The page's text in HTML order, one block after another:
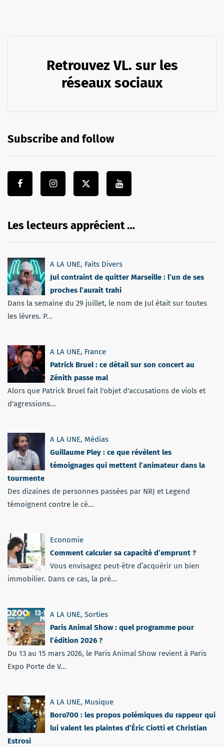
Retrouvez VL. sur les
réseaux sociaux
Subscribe and follow
Les lecteurs apprécient …
A LA UNE, Faits Divers
Jul contraint de quitter Marseille : l’un de ses
proches l’aurait trahi
Dans la semaine du 29 juillet, le nom de Jul était sur toutes
les lèvres. P...
A LA UNE, France
Patrick Bruel : ce détail sur son concert au
Zénith passe mal
Alors que Patrick Bruel fait l'objet d'accusations de viols et
d'agressions...
A LA UNE, Médias
Guillaume Pley : ce que révèlent les
témoignages qui mettent l’animateur dans la
tourmente
Des dizaines de personnes passées par NRJ et Legend
témoignent contre le cé...
Economie
Comment calculer sa capacité d’emprunt ?
Vous envisagez peut-être d’acquérir un bien
immobilier. Dans ce cas, la pré...
A LA UNE, Sorties
Paris Animal Show : quel programme pour
l’édition 2026 ?
Du 13 au 15 mars 2026, le Paris Animal Show revient à Paris
Expo Porte de V...
A LA UNE, Musique
Boro700 : les propos polémiques du rappeur qui
lui valent les plaintes d’Éric Ciotti et Christian
Estrosi